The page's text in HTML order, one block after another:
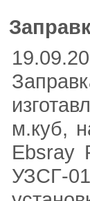
м.куб,
Ebsray
УЗСГ-